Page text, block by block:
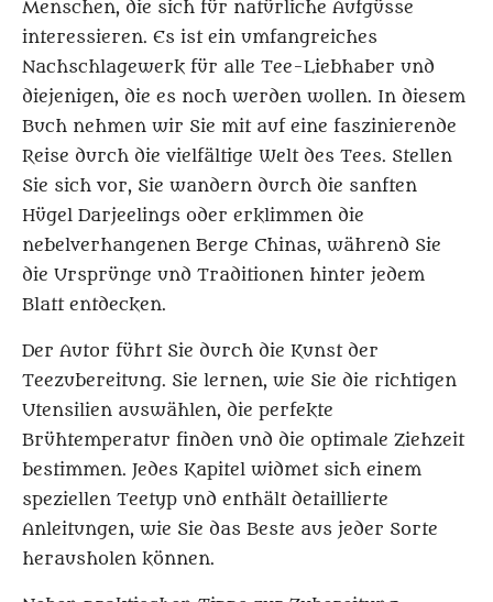
Menschen, die sich für natürliche Aufgüsse
interessieren. Es ist ein umfangreiches
Nachschlagewerk für alle Tee-Liebhaber und
diejenigen, die es noch werden wollen. In diesem
Buch nehmen wir Sie mit auf eine faszinierende
Reise durch die vielfältige Welt des Tees. Stellen
Sie sich vor, Sie wandern durch die sanften
Hügel Darjeelings oder erklimmen die
nebelverhangenen Berge Chinas, während Sie
die Ursprünge und Traditionen hinter jedem
Blatt entdecken.
Der Autor führt Sie durch die Kunst der
Teezubereitung. Sie lernen, wie Sie die richtigen
Utensilien auswählen, die perfekte
Brühtemperatur finden und die optimale Ziehzeit
bestimmen. Jedes Kapitel widmet sich einem
speziellen Teetyp und enthält detaillierte
Anleitungen, wie Sie das Beste aus jeder Sorte
herausholen können.